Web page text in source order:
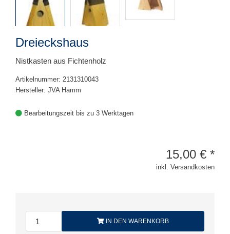
Dreieckshaus
Nistkasten aus Fichtenholz
Artikelnummer: 2131310043
Hersteller: JVA Hamm
Bearbeitungszeit bis zu 3 Werktagen
15,00 € *
inkl. Versandkosten
IN DEN WARENKORB